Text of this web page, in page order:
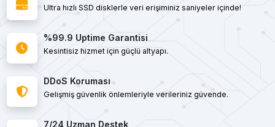
Ultra hızlı SSD disklerle veri erişiminiz saniyeler içinde!
%99.9 Uptime Garantisi
Kesintisiz hizmet için güçlü altyapı.
DDoS Koruması
Gelişmiş güvenlik önlemleriyle verileriniz güvende.
7/24 Uzman Destek